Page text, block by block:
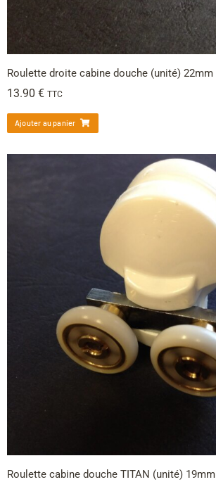
Roulette droite cabine douche (unité) 22mm
13.90 € TTC
Ajouter au panier
Roulette cabine douche TITAN (unité) 19mm